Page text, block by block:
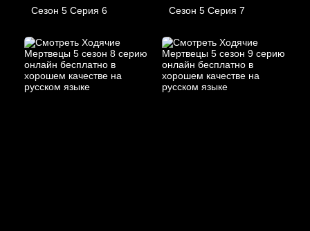
Сезон 5 Серия 6 Сезон 5 Серия 7